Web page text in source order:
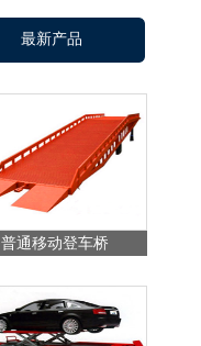
最新产品
普通移动登车桥